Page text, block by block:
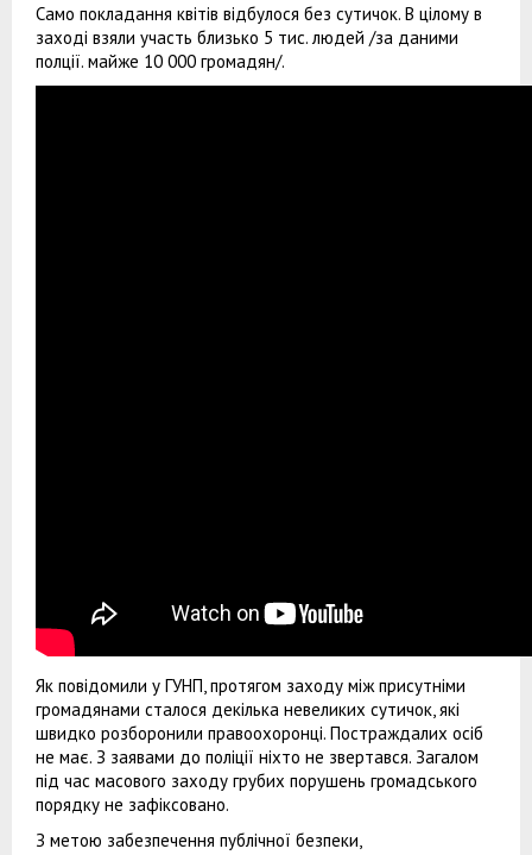
Само покладання квітів відбулося без сутичок. В цілому в
заході взяли участь близько 5 тис. людей /за даними
полції. майже 10 000 громадян/.
Як повідомили у ГУНП, протягом заходу між присутніми
громадянами сталося декілька невеликих сутичок, які
швидко розборонили правоохоронці. Постраждалих осіб
не має. З заявами до поліції ніхто не звертався. Загалом
під час масового заходу грубих порушень громадського
порядку не зафіксовано.
З метою забезпечення публічної безпеки,